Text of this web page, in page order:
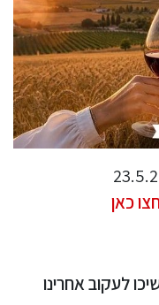
כאן
לעקוב אחרינו